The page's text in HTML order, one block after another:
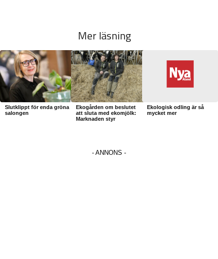
Mer läsning
Slutklippt för enda gröna
salongen
Ekogården om beslutet
att sluta med ekomjölk:
Marknaden styr
Ekologisk odling är så
mycket mer